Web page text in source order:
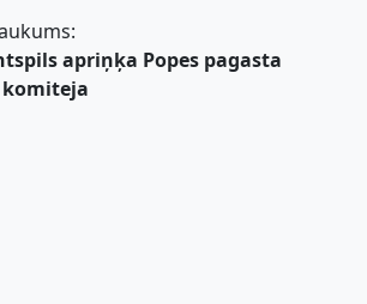
apriņķa Popes pagasta